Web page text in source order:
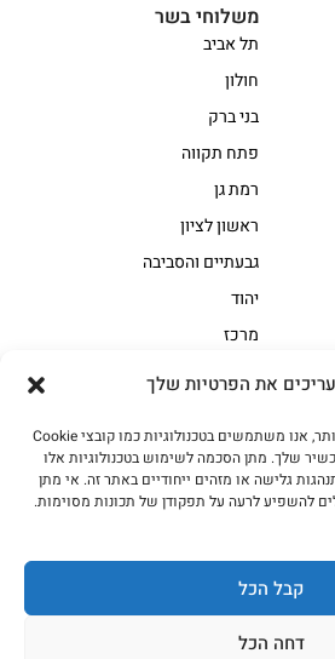
את הפרטיות שלך
כדי לספק את החוויה הטובה ביותר, אנו משתמשים בטכנולוגיות כמו קובצי Cookie
שלך. מתן הסכמה לשימוש בטכנולוגיות אלו
גלישה או מזהים ייחודיים באתר זה. אי מתן
להשפיע לרעה על תפקודן של תכונות מסוימות.
קבל הכל
דחה הכל
בשר בקר משובח
בשר למעשנת
חלקים אחוריים
מיוחדי מסורת1
עוף
משלוחי בשר
תל אביב
חולון
בני ברק
פתח תקווה
רמת גן
ראשון לציון
גבעתיים והסביבה
יהוד
מרכז